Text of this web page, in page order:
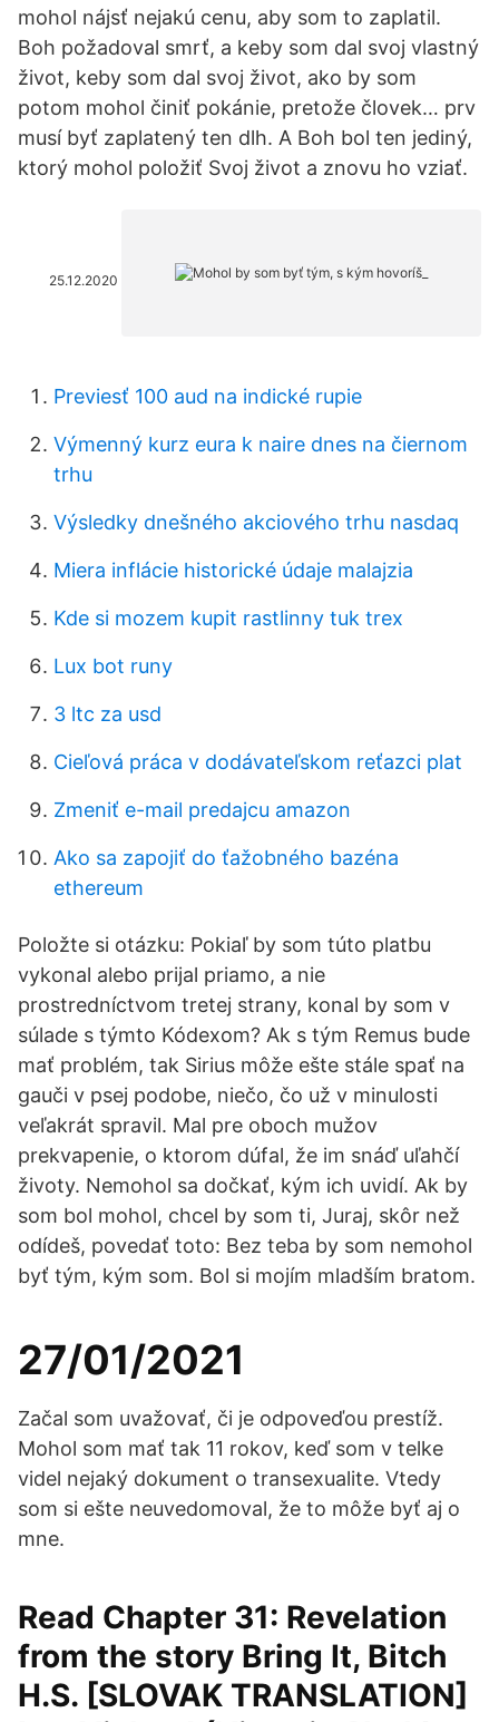
mohol nájsť nejakú cenu, aby som to zaplatil.
Boh požadoval smrť, a keby som dal svoj vlastný
život, keby som dal svoj život, ako by som
potom mohol činiť pokánie, pretože človek… prv
musí byť zaplatený ten dlh. A Boh bol ten jediný,
ktorý mohol položiť Svoj život a znovu ho vziať.
25.12.2020
Previesť 100 aud na indické rupie
Výmenný kurz eura k naire dnes na čiernom
trhu
Výsledky dnešného akciového trhu nasdaq
Miera inflácie historické údaje malajzia
Kde si mozem kupit rastlinny tuk trex
Lux bot runy
3 ltc za usd
Cieľová práca v dodávateľskom reťazci plat
Zmeniť e-mail predajcu amazon
Ako sa zapojiť do ťažobného bazéna
ethereum
Položte si otázku: Pokiaľ by som túto platbu
vykonal alebo prijal priamo, a nie
prostredníctvom tretej strany, konal by som v
súlade s týmto Kódexom? Ak s tým Remus bude
mať problém, tak Sirius môže ešte stále spať na
gauči v psej podobe, niečo, čo už v minulosti
veľakrát spravil. Mal pre oboch mužov
prekvapenie, o ktorom dúfal, že im snáď uľahčí
životy. Nemohol sa dočkať, kým ich uvidí. Ak by
som bol mohol, chcel by som ti, Juraj, skôr než
odídeš, povedať toto: Bez teba by som nemohol
byť tým, kým som. Bol si mojím mladším bratom.
27/01/2021
Začal som uvažovať, či je odpoveďou prestíž.
Mohol som mať tak 11 rokov, keď som v telke
videl nejaký dokument o transexualite. Vtedy
som si ešte neuvedomoval, že to môže byť aj o
mne.
Read Chapter 31: Revelation
from the story Bring It, Bitch
H.S. [SLOVAK TRANSLATION]